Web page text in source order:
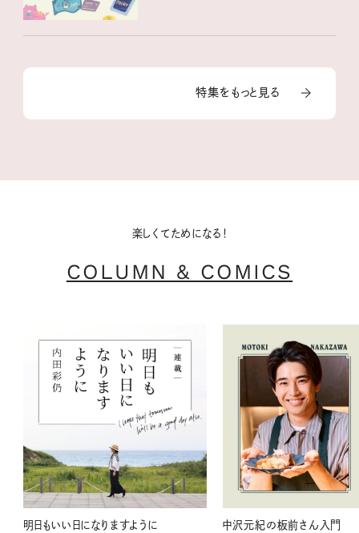
特集をもっと見る
楽しくてためになる！
COLUMN & COMICS
明日もいい日になりますように 中沢元紀の板前さん入門